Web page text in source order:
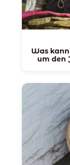
Was
um den